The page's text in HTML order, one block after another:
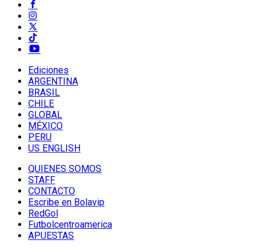
Ediciones
ARGENTINA
BRASIL
CHILE
GLOBAL
MÉXICO
PERU
US ENGLISH
QUIENES SOMOS
STAFF
CONTACTO
Escribe en Bolavip
RedGol
Futbolcentroamerica
APUESTAS